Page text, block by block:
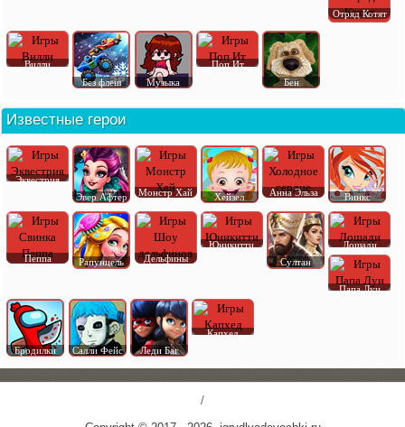
Отряд Котят
Вилли
Без флеш
Музыка
Поп Ит
Бен
Известные герои
Эквестрия
Эвер Афтер
Монстр Хай Хейзел Анна Эльза Винкс
Пеппа Рапунцель Дельфины
Юникитти
Султан
Лошади
Папа Луи
Бродилки Салли Фейс Леди Баг
Капхед
/